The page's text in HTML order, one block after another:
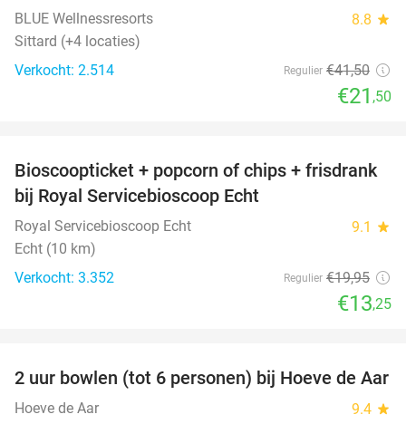
BLUE Wellnessresorts 8.8 star
Sittard (+4 locaties)
Verkocht: 2.514
Regulier €41,50
€21 ,50
34%
Bioscoopticket + popcorn of chips + frisdrank
bij Royal Servicebioscoop Echt
Royal Servicebioscoop Echt 9.1 star
Echt (10 km)
Verkocht: 3.352
Regulier €19,95
€13,25
50%
2 uur bowlen (tot 6 personen) bij Hoeve de Aar
Hoeve de Aar 9.4 star